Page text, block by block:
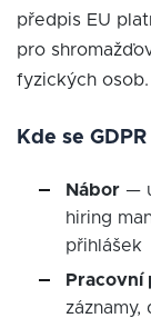
předpis EU
pro
fyzických osob.
Kde se
Nábor —
hiring
přihlášek
Pracovní